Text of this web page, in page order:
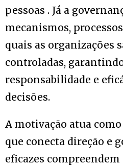
pessoas . Já a
mecanismos,
quais as organizações
controladas,
responsabilidade e
decisões.
A motivação atua
que conecta direção e
eficazes compreendem